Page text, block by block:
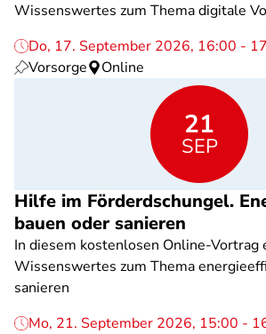
Wissenswertes zum Thema digitale
Do, 17. September 2026, 16:00 -
Vorsorge
Online
21
SEP
Hilfe im Förderdschungel.
bauen oder sanieren
In diesem kostenlosen Online-Vortrag
Wissenswertes zum Thema
sanieren
Mo, 21. September 2026, 15:00 -